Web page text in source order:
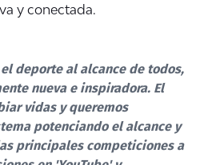
y conectada.
deporte al alcance de todos,
nueva e inspiradora. El
vidas y queremos
potenciando el alcance y
principales competiciones a